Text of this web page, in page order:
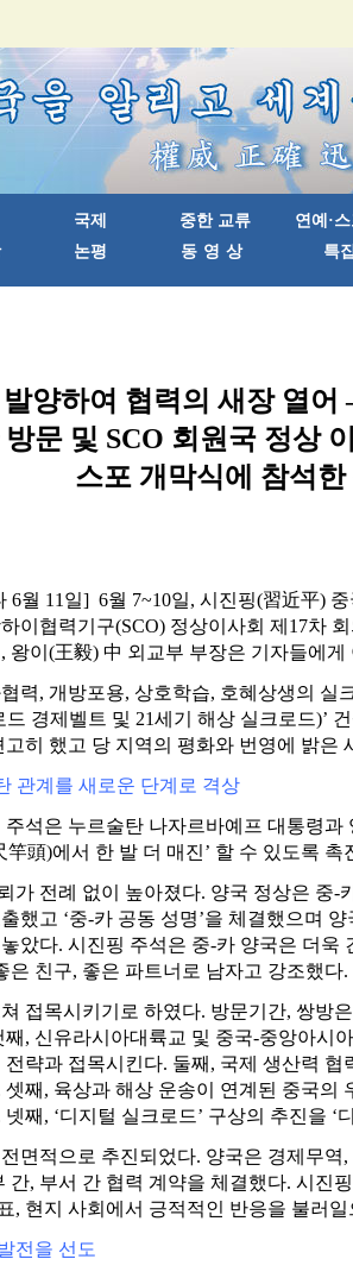
양하여 협력의 새장 열
문 및 SCO 회원국 정상
스포 개막식에 참석
6월 11일] 6월 7~10일, 시진핑(習近平)
이협력기구(SCO) 정상이사회 제17차
왕이(王毅) 中 외교부 부장은 기자들에
력, 개방포용, 상호학습, 호혜상생의 실
경제벨트 및 21세기 해상 실크로드)’
고히 했고 당 지역의 평화와 번영에 밝은
관계를 새로운 단계로 격상
석은 누르술탄 나자르바예프 대통령과
竿頭)에서 한 발 더 매진’ 할 수 있도록 촉
가 전례 없이 높아졌다. 양국 정상은 중
했고 ‘중-카 공동 성명’을 체결했으며
았다. 시진핑 주석은 중-카 양국은 더
은 친구, 좋은 파트너로 남자고 강조했다.
접목시키기로 하였다. 방문기간, 쌍방
째, 신유라시아대륙교 및 중국-중앙아시
전략과 접목시킨다. 둘째, 국제 생산력
셋째, 육상과 해상 운송이 연계된 중국의
째, ‘디지털 실크로드’ 구상의 추진을 ‘
면적으로 추진되었다. 양국은 경제무
간, 부서 간 협력 계약을 체결했다. 시진
, 현지 사회에서 긍적적인 반응을 불러일
전을 선도